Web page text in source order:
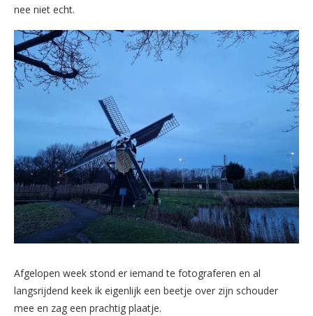
nee niet echt.
Afgelopen week stond er iemand te fotograferen en al
langsrijdend keek ik eigenlijk een beetje over zijn schouder
mee en zag een prachtig plaatje.